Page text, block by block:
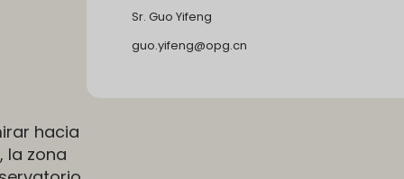
hacia
la zona
Sr. Guo Yifeng
guo.yifeng@opg.cn